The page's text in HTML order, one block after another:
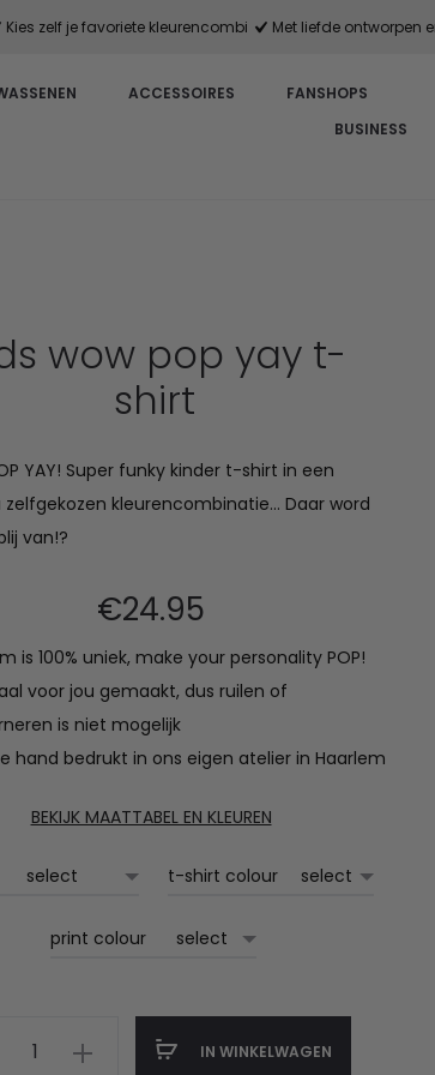
Kies zelf je favoriete kleurencombi Met liefde ontworpen
ACCESSOIRES
FANSHOPS
BUSINESS
wow pop yay t-
shirt
YAY! Super funky kinder t-shirt in een
zelfgekozen kleurencombinatie… Daar word
van!?
€24.95
is 100% uniek, make your personality POP!
voor jou gemaakt, dus ruilen of
is niet mogelijk
hand bedrukt in ons eigen atelier in Haarlem
BEKIJK MAATTABEL EN KLEUREN
t-shirt colour
print colour
IN WINKELWAGEN